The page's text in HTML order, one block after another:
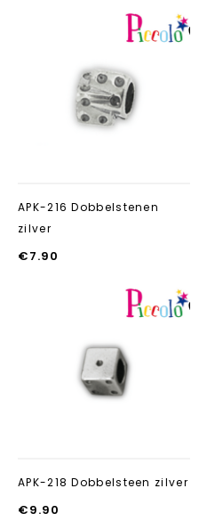
APK-216 Dobbelstenen
zilver
€7.90
APK-218 Dobbelsteen zilver
€9.90